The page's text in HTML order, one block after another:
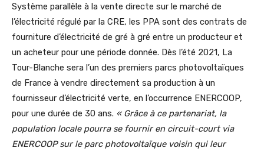
Système parallèle à la vente directe sur le marché de
l’électricité régulé par la CRE, les PPA sont des contrats de
fourniture d’électricité de gré à gré entre un producteur et
un acheteur pour une période donnée. Dès l’été 2021, La
Tour-Blanche sera l’un des premiers parcs photovoltaïques
de France à vendre directement sa production à un
fournisseur d’électricité verte, en l’occurrence ENERCOOP,
pour une durée de 30 ans. « Grâce à ce partenariat, la
population locale pourra se fournir en circuit-court via
ENERCOOP sur le parc photovoltaïque voisin qui leur